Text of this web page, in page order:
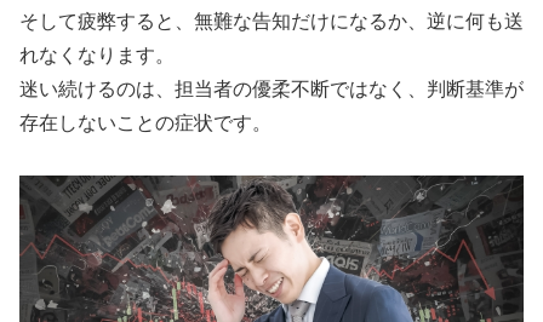
そして疲弊すると、無難な告知だけになるか、逆に何も送
れなくなります。
迷い続けるのは、担当者の優柔不断ではなく、判断基準が
存在しないことの症状です。